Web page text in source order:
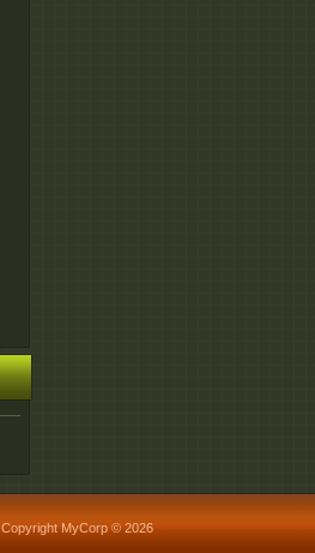
Copyright MyCorp © 2026